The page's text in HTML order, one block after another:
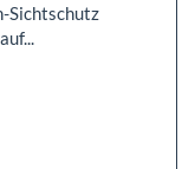
Sichtschutz